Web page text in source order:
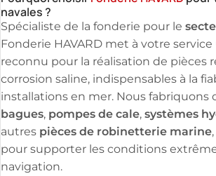
navales ?
Spécialiste de la fonderie pour le
Fonderie HAVARD met à votre
reconnu pour la réalisation de pièces
corrosion saline, indispensables à la
installations en mer. Nous fabriquons
bagues, pompes de cale,systèmes
autres pièces de robinetterie marine
pour supporter les conditions
navigation.